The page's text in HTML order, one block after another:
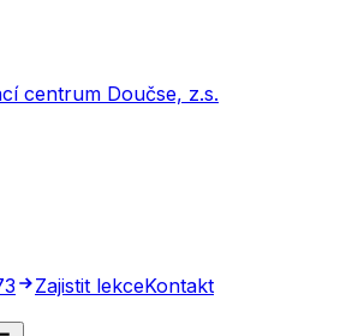
centrum Doučse, z.s.
Zajistit lekceKontakt